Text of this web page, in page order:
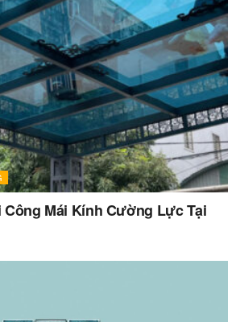
Mái Kính Cường Lực Tại